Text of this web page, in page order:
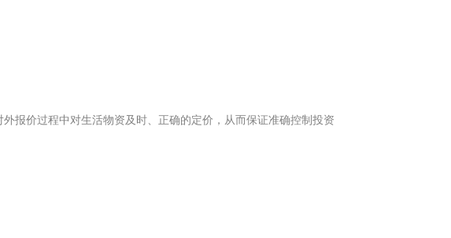
报价过程中对生活物资及时、正确的定价，从而保证准确控制投资